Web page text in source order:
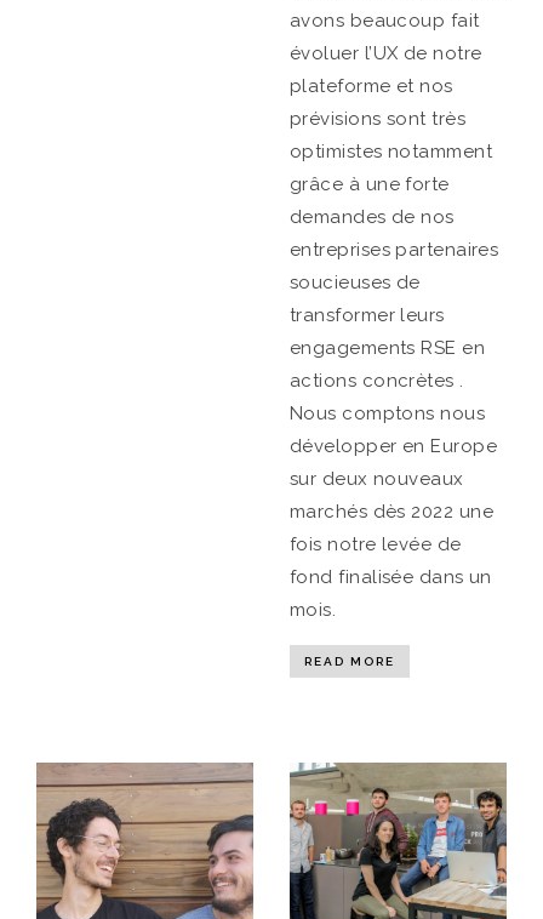
avons beaucoup fait
évoluer l’UX de notre
plateforme et nos
prévisions sont très
optimistes notamment
grâce à une forte
demandes de nos
entreprises partenaires
soucieuses de
transformer leurs
engagements RSE en
actions concrètes .
Nous comptons nous
développer en Europe
sur deux nouveaux
marchés dès 2022 une
fois notre levée de
fond finalisée dans un
mois.
READ MORE